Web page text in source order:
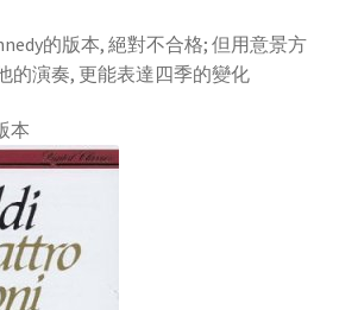
的版本, 絕對不合格; 但用意景方
的演奏, 更能表達四季的變化
本